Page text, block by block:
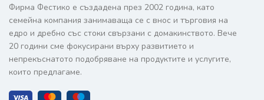
Фирма Фестико е създадена през 2002 година, като
семейна компания занимаваща се с внос и търговия на
едро и дребно със стоки свързани с домакинството. Вече
20 години сме фокусирани върху развитието и
непрекъснатото подобряване на продуктите и услугите,
които предлагаме.